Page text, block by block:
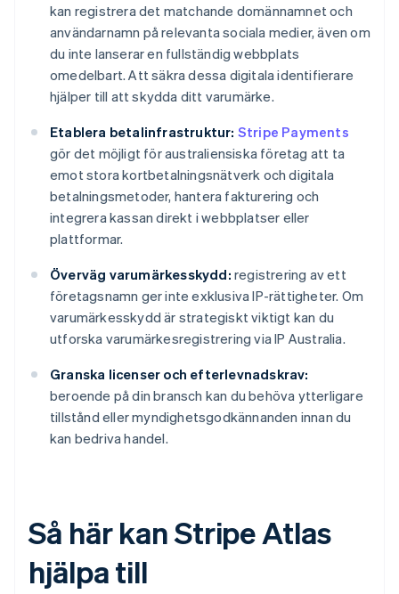
kan registrera det matchande domännamnet och
användarnamn på relevanta sociala medier, även om
du inte lanserar en fullständig webbplats
omedelbart. Att säkra dessa digitala identifierare
hjälper till att skydda ditt varumärke.
Etablera betalinfrastruktur: Stripe Payments
gör det möjligt för australiensiska företag att ta
emot stora kortbetalningsnätverk och digitala
betalningsmetoder, hantera fakturering och
integrera kassan direkt i webbplatser eller
plattformar.
Överväg varumärkesskydd: registrering av ett
företagsnamn ger inte exklusiva IP-rättigheter. Om
varumärkesskydd är strategiskt viktigt kan du
utforska varumärkesregistrering via IP Australia.
Granska licenser och efterlevnadskrav:
beroende på din bransch kan du behöva ytterligare
tillstånd eller myndighetsgodkännanden innan du
kan bedriva handel.
Så här kan Stripe Atlas
hjälpa till